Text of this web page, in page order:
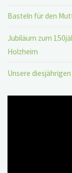
Basteln für den
Jubiläum zum
Holzheim
Unsere